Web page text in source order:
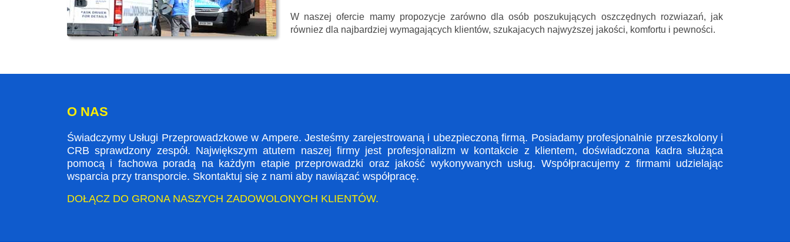
W naszej ofercie mamy propozycje zarówno dla osób poszukujących oszczędnych rozwiazań, jak
równiez dla najbardziej wymagających klientów, szukajacych najwyższej jakości, komfortu i pewności.
O NAS
Świadczymy Usługi Przeprowadzkowe w Ampere. Jesteśmy zarejestrowaną i ubezpieczoną firmą. Posiadamy profesjonalnie przeszkolony i
CRB sprawdzony zespół. Największym atutem naszej firmy jest profesjonalizm w kontakcie z klientem, doświadczona kadra służąca
pomocą i fachowa poradą na każdym etapie przeprowadzki oraz jakość wykonywanych usług. Współpracujemy z firmami udzielając
wsparcia przy transporcie. Skontaktuj się z nami aby nawiązać współpracę.
DOŁĄCZ DO GRONA NASZYCH ZADOWOLONYCH KLIENTÓW.